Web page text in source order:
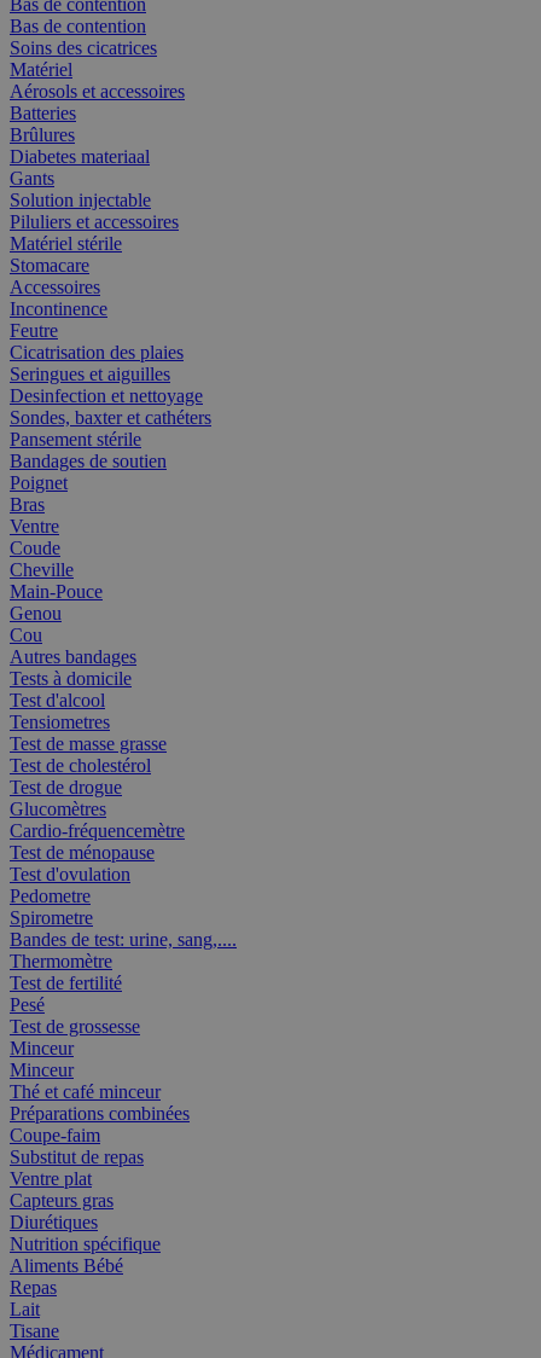
Bas de contention
Bas de contention
Soins des cicatrices
Matériel
Aérosols et accessoires
Batteries
Brûlures
Diabetes materiaal
Gants
Solution injectable
Piluliers et accessoires
Matériel stérile
Stomacare
Accessoires
Incontinence
Feutre
Cicatrisation des plaies
Seringues et aiguilles
Desinfection et nettoyage
Sondes, baxter et cathéters
Pansement stérile
Bandages de soutien
Poignet
Bras
Ventre
Coude
Cheville
Main-Pouce
Genou
Cou
Autres bandages
Tests à domicile
Test d'alcool
Tensiometres
Test de masse grasse
Test de cholestérol
Test de drogue
Glucomètres
Cardio-fréquencemètre
Test de ménopause
Test d'ovulation
Pedometre
Spirometre
Bandes de test: urine, sang,....
Thermomètre
Test de fertilité
Pesé
Test de grossesse
Minceur
Minceur
Thé et café minceur
Préparations combinées
Coupe-faim
Substitut de repas
Ventre plat
Capteurs gras
Diurétiques
Nutrition spécifique
Aliments Bébé
Repas
Lait
Tisane
Médicament